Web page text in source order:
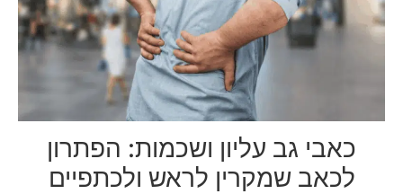
כאבי גב עליון ושכמות: הפתרון
לכאב שמקרין לראש ולכתפיים